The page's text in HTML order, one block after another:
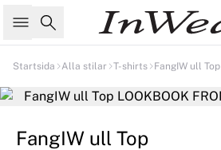
Sök
Startsida Alla stilar T-shirts FangIW ull Top
FangIW ull Top